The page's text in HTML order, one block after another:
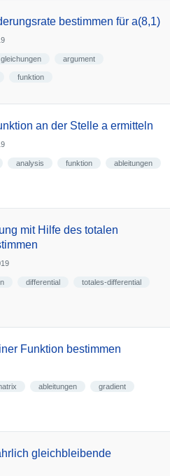
bestimmen für a(8,1)
gleichungen argument
funktion
an der Stelle a ermitteln
analysis funktion ableitungen
mit Hilfe des totalen
differential totales-differential
Funktion bestimmen
ableitungen gradient
gleichbleibende